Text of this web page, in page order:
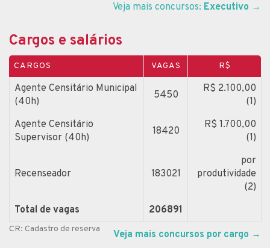
Veja mais concursos: Executivo →
Cargos e salários
CARGOS VAGAS R$
Agente Censitário Municipal
(40h)
5450
R$ 2.100,00
(1)
Agente Censitário
Supervisor (40h)
18420
R$ 1.700,00
(1)
Recenseador 183021
por
produtividade
(2)
Total de vagas
206891
CR: Cadastro de reserva Veja mais concursos por cargo →